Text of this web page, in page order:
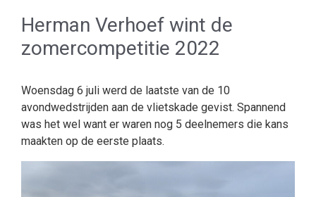
Herman Verhoef wint de
zomercompetitie 2022
Woensdag 6 juli werd de laatste van de 10
avondwedstrijden aan de vlietskade gevist. Spannend
was het wel want er waren nog 5 deelnemers die kans
maakten op de eerste plaats.